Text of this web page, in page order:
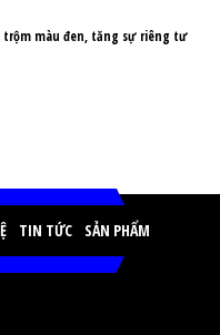
trộm màu đen, tăng sự riêng tư
TIN TỨC SẢN PHẨM